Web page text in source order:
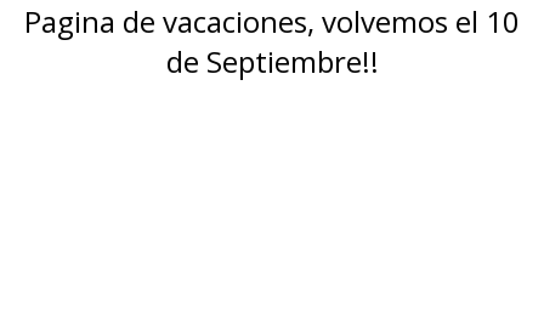
Pagina de vacaciones, volvemos el 10
de Septiembre!!